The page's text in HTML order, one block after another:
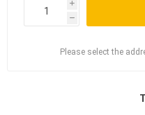
i
h
Please select the